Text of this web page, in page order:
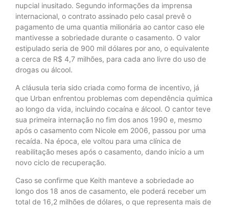
nupcial inusitado. Segundo informações da imprensa
internacional, o contrato assinado pelo casal prevê o
pagamento de uma quantia milionária ao cantor caso ele
mantivesse a sobriedade durante o casamento. O valor
estipulado seria de 900 mil dólares por ano, o equivalente
a cerca de R$ 4,7 milhões, para cada ano livre do uso de
drogas ou álcool.
A cláusula teria sido criada como forma de incentivo, já
que Urban enfrentou problemas com dependência química
ao longo da vida, incluindo cocaína e álcool. O cantor teve
sua primeira internação no fim dos anos 1990 e, mesmo
após o casamento com Nicole em 2006, passou por uma
recaída. Na época, ele voltou para uma clínica de
reabilitação meses após o casamento, dando início a um
novo ciclo de recuperação.
Caso se confirme que Keith manteve a sobriedade ao
longo dos 18 anos de casamento, ele poderá receber um
total de 16,2 milhões de dólares, o que representa mais de